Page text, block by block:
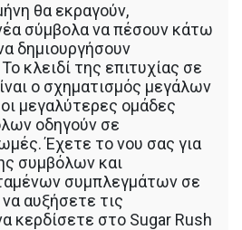
θα εκραγούν,
σύμβολα να πέσουν κάτω
δημιουργήσουν
κλειδί της επιτυχίας σε
ο σχηματισμός μεγάλων
μεγαλύτερες ομάδες
οδηγούν σε
Έχετε το νου σας για
συμβόλων και
συμπλεγμάτων σε
αυξήσετε τις
κερδίσετε στο Sugar Rush